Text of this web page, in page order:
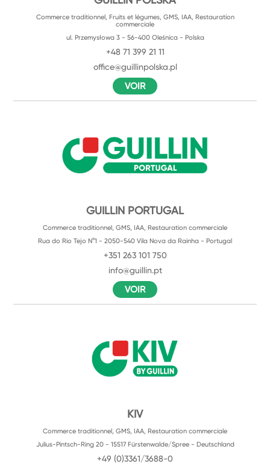
Commerce traditionnel, Fruits et légumes, GMS, IAA, Restauration
commerciale
ul. Przemysłowa 3 - 56-400 Oleśnica - Polska
+48 71 399 21 11
office@guillinpolska.pl
VOIR
GUILLIN PORTUGAL
Commerce traditionnel, GMS, IAA, Restauration commerciale
Rua do Rio Tejo N°1 - 2050-540 Vila Nova da Rainha - Portugal
+351 263 101 750
info@guillin.pt
VOIR
KIV
Commerce traditionnel, GMS, IAA, Restauration commerciale
Julius-Pintsch-Ring 20 - 15517 Fürstenwalde/Spree - Deutschland
+49 (0)3361/3688-0